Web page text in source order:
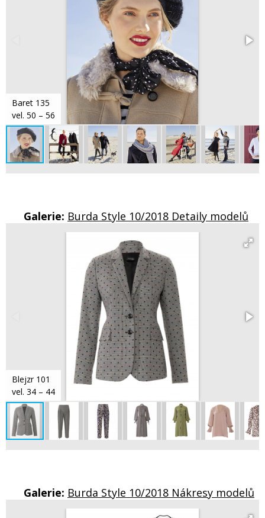
Baret 135
vel. 50 – 56
Galerie: Burda Style 10/2018 Detaily modelů
Blejzr 101
vel. 34 – 44
Galerie: Burda Style 10/2018 Nákresy modelů